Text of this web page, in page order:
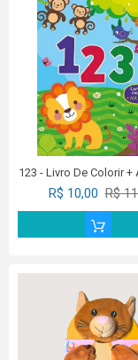
123 - Livro De Colorir
R$ 10,00 R$